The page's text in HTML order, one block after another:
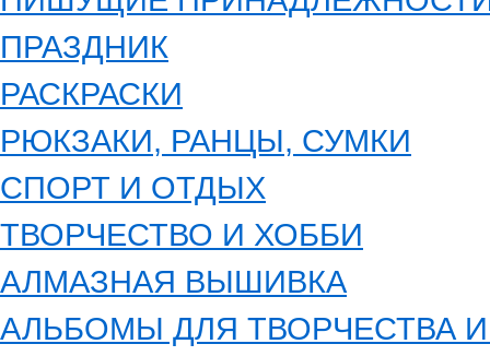
ПРАЗДНИК
РАСКРАСКИ
РЮКЗАКИ, РАНЦЫ, СУМКИ
СПОРТ И ОТДЫХ
ТВОРЧЕСТВО И ХОББИ
АЛМАЗНАЯ ВЫШИВКА
АЛЬБОМЫ ДЛЯ ТВОРЧЕСТВА